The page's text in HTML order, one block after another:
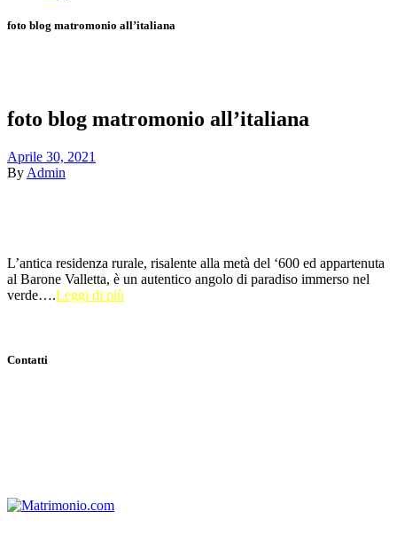
foto blog matromonio all’italiana
foto blog matromonio all’italiana
Aprile 30, 2021
By Admin
L’antica residenza rurale, risalente alla metà del ‘600 ed appartenuta
al Barone Valletta, è un autentico angolo di paradiso immerso nel
verde….Leggi di più
Contatti